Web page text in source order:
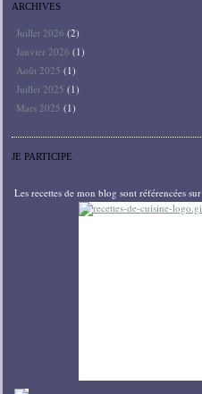
ARCHIVES
Juillet 2026 (2)
Janvier 2026 (1)
Août 2025 (1)
Juillet 2025 (1)
Mars 2025 (1)
JE PARTICIPE
Les recettes de mon blog sont référencées sur